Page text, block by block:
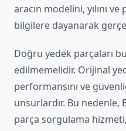
aracın modelini, yılını
bilgilere dayanarak
Doğru yedek parçaları
edilmemelidir. Orijinal
performansını ve
unsurlardır. Bu nedenle,
parça sorgulama